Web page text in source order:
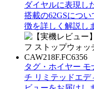
ダイヤルに表現し
搭載の62GSにつ
徴を詳しく解説し
タグ・ホイヤー
チ リミテッドエデ